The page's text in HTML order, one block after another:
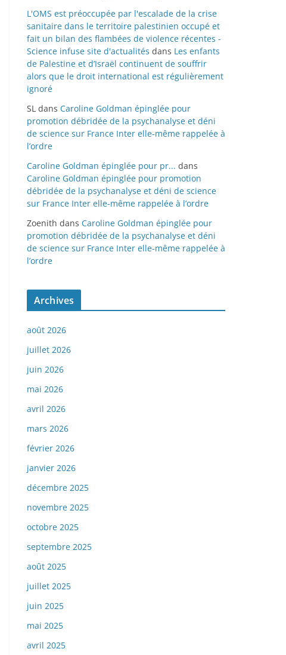
L'OMS est préoccupée par l'escalade de la crise
sanitaire dans le territoire palestinien occupé et
fait un bilan des flambées de violence récentes -
Science infuse site d'actualités dans Les enfants
de Palestine et d’Israël continuent de souffrir
alors que le droit international est régulièrement
ignoré
SL dans Caroline Goldman épinglée pour
promotion débridée de la psychanalyse et déni
de science sur France Inter elle-même rappelée à
l’ordre
Caroline Goldman épinglée pour pr... dans
Caroline Goldman épinglée pour promotion
débridée de la psychanalyse et déni de science
sur France Inter elle-même rappelée à l’ordre
Zoenith dans Caroline Goldman épinglée pour
promotion débridée de la psychanalyse et déni
de science sur France Inter elle-même rappelée à
l’ordre
Archives
août 2026
juillet 2026
juin 2026
mai 2026
avril 2026
mars 2026
février 2026
janvier 2026
décembre 2025
novembre 2025
octobre 2025
septembre 2025
août 2025
juillet 2025
juin 2025
mai 2025
avril 2025